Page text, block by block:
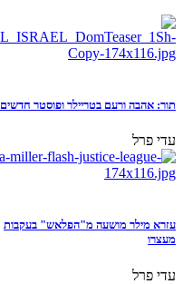
תור: אהבה ורעם בטריילר ופוסטר חדשים
עדי פרל
עזרא מילר מושעה מ"הפלאש" בעקבות
מעצרו
עדי פרל